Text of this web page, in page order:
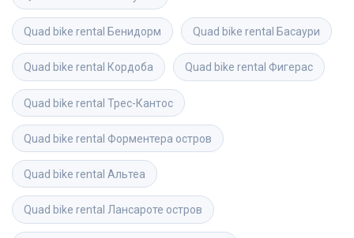
Quad bike rental Бенидорм Quad bike rental Басаури
Quad bike rental Кордоба Quad bike rental Фигерас
Quad bike rental Трес-Кантос
Quad bike rental Форментера остров
Quad bike rental Альтеа
Quad bike rental Лансароте остров